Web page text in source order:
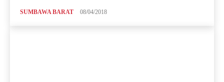
SUMBAWA BARAT 08/04/2018